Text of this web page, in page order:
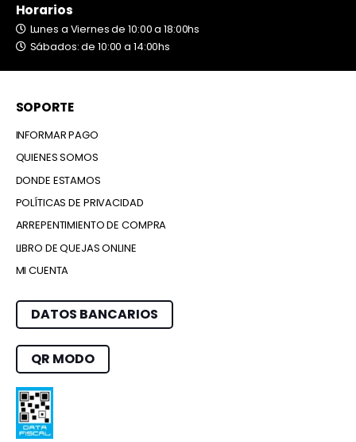
Horarios
Lunes a Viernes de 10:00 a 18:00hs
Sábados: de 10:00 a 14:00hs
SOPORTE
INFORMAR PAGO
QUIENES SOMOS
DONDE ESTAMOS
POLÍTICAS DE PRIVACIDAD
ARREPENTIMIENTO DE COMPRA
LIBRO DE QUEJAS ONLINE
MI CUENTA
DATOS BANCARIOS
QR MODO